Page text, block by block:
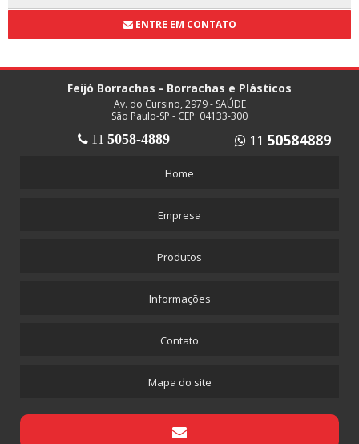
ADESIVOS, FITAS E MASSA CALAFETAR
ARALDITE
BRASCOVED
ESPIGÃO FÊMEA ROSCA 1/4 MANGUEIRA 3/8
ENTRE EM CONTATO
Feijó Borrachas - Borrachas e Plásticos
Av. do Cursino, 2979 - SAÚDE
São Paulo-SP - CEP: 04133-300
11 5058-4889 11 50584889
Home
Empresa
Produtos
Informações
Contato
Mapa do site